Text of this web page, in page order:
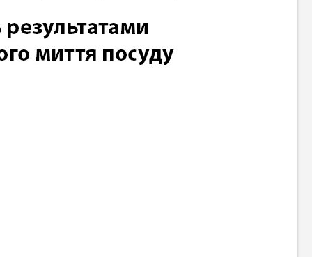
Вбудована посудомийна
машина Bosch SMV25AX06E
машина Whirlpool
WIC3C33PFE